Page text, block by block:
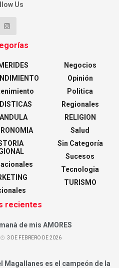
Us
Negocios
Opinión
Politica
Regionales
RELIGION
Salud
Sin Categoría
Sucesos
Tecnologia
TURISMO
recientes
de mis AMORES
3 DE FEBRERO DE 2026
Magallanes es el campeón de la